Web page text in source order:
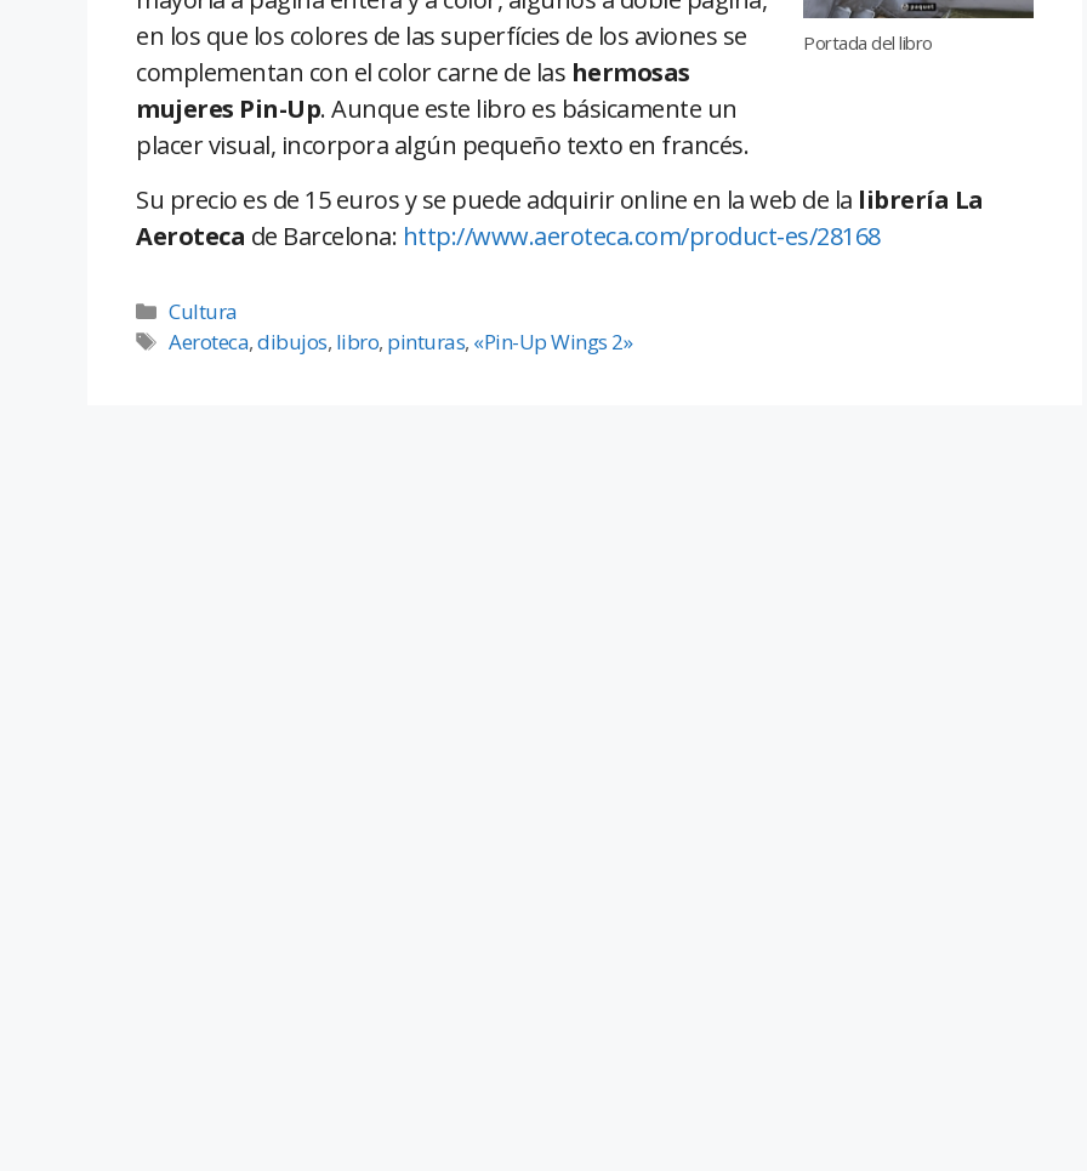
Portada del libro
en los que los colores de las superfícies de los aviones se
complementan con el color carne de las hermosas
mujeres Pin-Up. Aunque este libro es básicamente un
placer visual, incorpora algún pequeño texto en francés.
Su precio es de 15 euros y se puede adquirir online en la web de la librería La
Aeroteca de Barcelona: http://www.aeroteca.com/product-es/28168
Cultura
Aeroteca,dibujos, libro, pinturas, «Pin-Up Wings 2»